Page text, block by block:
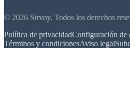
© 2026 Sirvoy. Todos los derechos
Política de privacidadConfiguración de
Términos y condicionesAviso legal